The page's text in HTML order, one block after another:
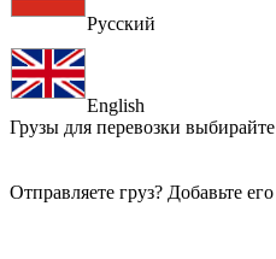
Русский
English
Грузы для перевозки
Отправляете груз? Добавьте